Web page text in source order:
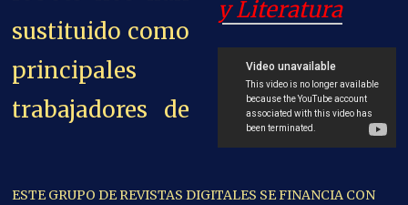
sustituido como
principales
trabajadores de
y Literatura
ESTE GRUPO DE REVISTAS DIGITALES SE FINANCIA CON